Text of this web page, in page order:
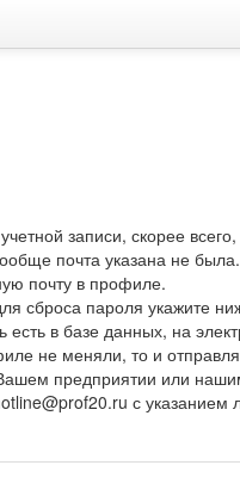
записи, скорее всего,
почта указана не
почту в профиле.
сброса пароля укажите
в базе данных, на
не меняли, то и
предприятии или
с указанием